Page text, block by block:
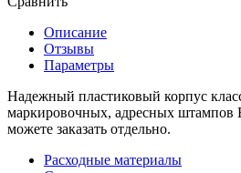
Описание
Отзывы
Параметры
Надежный пластиковый корпус
маркировочных, адресных штампов
можете заказать отдельно.
Расходные материалы